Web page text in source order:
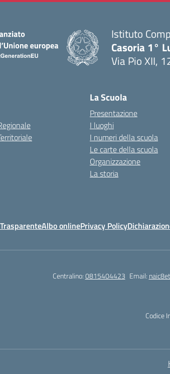
Istituto
Casoria 1°
Via Pio XII,
La Scuola
Presentazione
I luoghi
I numeri della scuola
Le carte della scuola
Organizzazione
La storia
Albo onlinePrivacy Policy
Centralino:0815404423 Email:
Codice